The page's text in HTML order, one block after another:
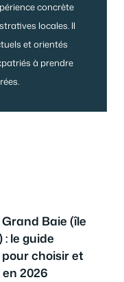
concrète
locales. Il
et orientés
à prendre
Baie (île
: le guide
choisir et
2026